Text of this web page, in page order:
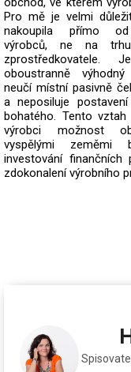
Pro mě je velmi
nakoupila přímo od
výrobců, ne na
zprostředkovatele.
oboustranně
neučí místní pasivně
a neposiluje
bohatého. Tento
výrobci možnost
vyspělými zeměmi
investování finančních
zdokonalení výrobního